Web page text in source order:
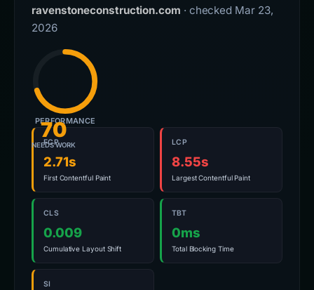
ravenstoneconstruction.com · checked Mar 23,
2026
70
NEEDS WORK
PERFORMANCE
FCP
2.71s
First Contentful Paint
LCP
8.55s
Largest Contentful Paint
CLS
0.009
Cumulative Layout Shift
TBT
0ms
Total Blocking Time
SI